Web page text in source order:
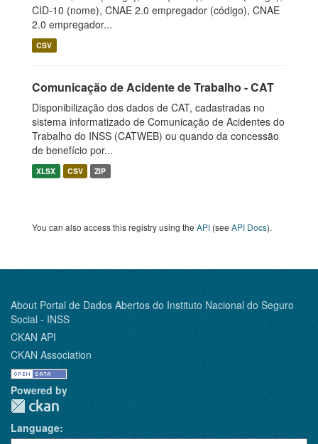
CID-10 (nome), CNAE 2.0 empregador (código), CNAE
2.0 empregador...
CSV
Comunicação de Acidente de Trabalho - CAT
Disponibilização dos dados de CAT, cadastradas no
sistema informatizado de Comunicação de Acidentes do
Trabalho do INSS (CATWEB) ou quando da concessão
de benefício por...
XLSX CSV ZIP
You can also access this registry using the API (see API Docs).
About Portal de Dados Abertos do Instituto Nacional do Seguro
Social - INSS
CKAN API
CKAN Association
Powered by
Language